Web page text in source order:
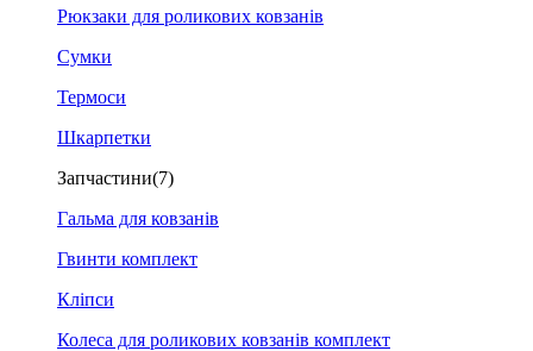
Рюкзаки для роликових ковзанів
Сумки
Термоси
Шкарпетки
Запчастини(7)
Гальма для ковзанів
Гвинти комплект
Кліпси
Колеса для роликових ковзанів комплект